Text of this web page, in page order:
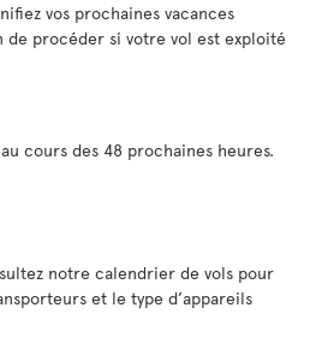
vos prochaines vacances
de procéder si votre vol est exploité
cours des 48 prochaines heures.
notre calendrier de vols pour
et le type d’appareils